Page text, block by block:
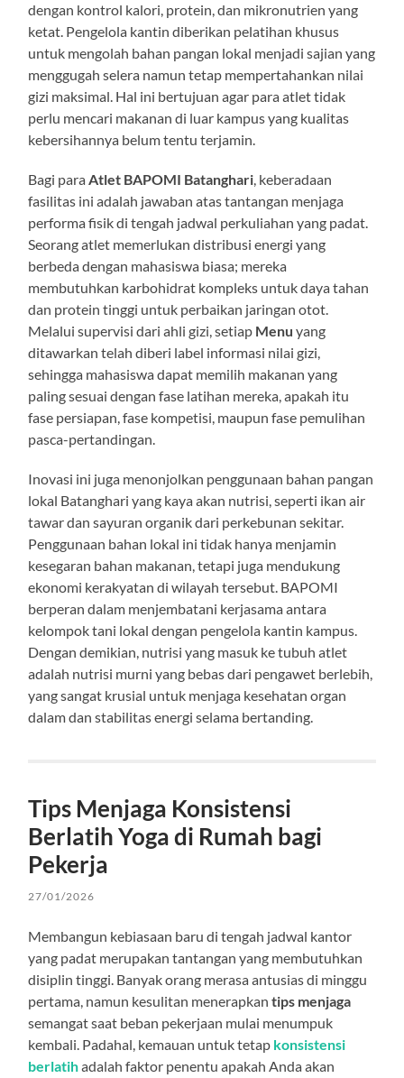
dengan kontrol kalori, protein, dan mikronutrien yang
ketat. Pengelola kantin diberikan pelatihan khusus
untuk mengolah bahan pangan lokal menjadi sajian yang
menggugah selera namun tetap mempertahankan nilai
gizi maksimal. Hal ini bertujuan agar para atlet tidak
perlu mencari makanan di luar kampus yang kualitas
kebersihannya belum tentu terjamin.
Bagi paraAtlet BAPOMI Batanghari, keberadaan
fasilitas ini adalah jawaban atas tantangan menjaga
performa fisik di tengah jadwal perkuliahan yang padat.
Seorang atlet memerlukan distribusi energi yang
berbeda dengan mahasiswa biasa; mereka
membutuhkan karbohidrat kompleks untuk daya tahan
dan protein tinggi untuk perbaikan jaringan otot.
Melalui supervisi dari ahli gizi, setiap Menu yang
ditawarkan telah diberi label informasi nilai gizi,
sehingga mahasiswa dapat memilih makanan yang
paling sesuai dengan fase latihan mereka, apakah itu
fase persiapan, fase kompetisi, maupun fase pemulihan
pasca-pertandingan.
Inovasi ini juga menonjolkan penggunaan bahan pangan
lokal Batanghari yang kaya akan nutrisi, seperti ikan air
tawar dan sayuran organik dari perkebunan sekitar.
Penggunaan bahan lokal ini tidak hanya menjamin
kesegaran bahan makanan, tetapi juga mendukung
ekonomi kerakyatan di wilayah tersebut. BAPOMI
berperan dalam menjembatani kerjasama antara
kelompok tani lokal dengan pengelola kantin kampus.
Dengan demikian, nutrisi yang masuk ke tubuh atlet
adalah nutrisi murni yang bebas dari pengawet berlebih,
yang sangat krusial untuk menjaga kesehatan organ
dalam dan stabilitas energi selama bertanding.
Tips Menjaga Konsistensi
Berlatih Yoga di Rumah bagi
Pekerja
27/01/2026
Membangun kebiasaan baru di tengah jadwal kantor
yang padat merupakan tantangan yang membutuhkan
disiplin tinggi. Banyak orang merasa antusias di minggu
pertama, namun kesulitan menerapkantips menjaga
semangat saat beban pekerjaan mulai menumpuk
kembali. Padahal, kemauan untuk tetap konsistensi
berlatihadalah faktor penentu apakah Anda akan